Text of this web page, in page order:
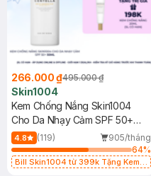
266.000 ₫495.000 ₫
Skin1004
Kem Chống Nắng Skin1004
Cho Da Nhạy Cảm SPF 50+
50ml
4.8 (119)
905/tháng
64%
Bill Skin1004 từ 399k Tặng Kem